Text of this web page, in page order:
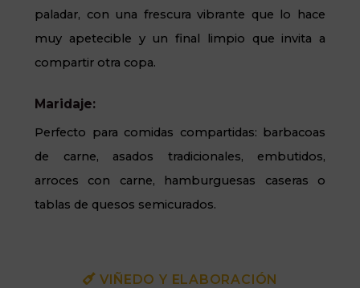
paladar, con una frescura vibrante que lo hace
muy apetecible y un final limpio que invita a
compartir otra copa.
Maridaje:
Perfecto para comidas compartidas: barbacoas
de carne, asados tradicionales, embutidos,
arroces con carne, hamburguesas caseras o
tablas de quesos semicurados.
VIÑEDO Y ELABORACIÓN